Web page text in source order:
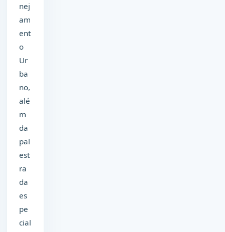
nej
am
ent
o
Ur
ba
no,
alé
m
da
pal
est
ra
da
es
pe
cial